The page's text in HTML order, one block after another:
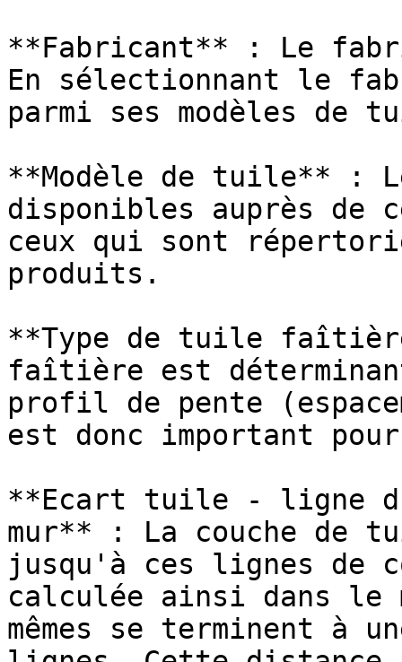
**Fabricant** : Le
En sélectionnant le
parmi ses modèles de
**Modèle de tuile** :
disponibles auprès
ceux qui sont
produits.
**Type de tuile
faîtière est
profil de pente
est donc important
**Ecart tuile - ligne
mur** : La couche de
jusqu'à ces lignes de
calculée ainsi dans
mêmes se terminent à